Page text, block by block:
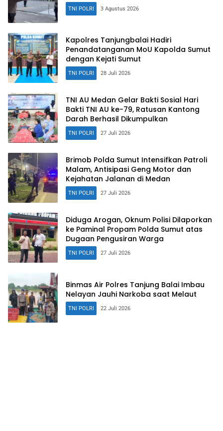
TNI POLRI 3 Agustus 2026
Kapolres Tanjungbalai Hadiri
Penandatanganan MoU Kapolda Sumut
dengan Kejati Sumut
TNI POLRI 28 Juli 2026
TNI AU Medan Gelar Bakti Sosial Hari
Bakti TNI AU ke-79, Ratusan Kantong
Darah Berhasil Dikumpulkan
TNI POLRI 27 Juli 2026
Brimob Polda Sumut Intensifkan Patroli
Malam, Antisipasi Geng Motor dan
Kejahatan Jalanan di Medan
TNI POLRI 27 Juli 2026
Diduga Arogan, Oknum Polisi Dilaporkan
ke Paminal Propam Polda Sumut atas
Dugaan Pengusiran Warga
TNI POLRI 27 Juli 2026
Binmas Air Polres Tanjung Balai Imbau
Nelayan Jauhi Narkoba saat Melaut
TNI POLRI 22 Juli 2026